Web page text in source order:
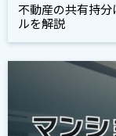
不動産の共有持
ルを解説